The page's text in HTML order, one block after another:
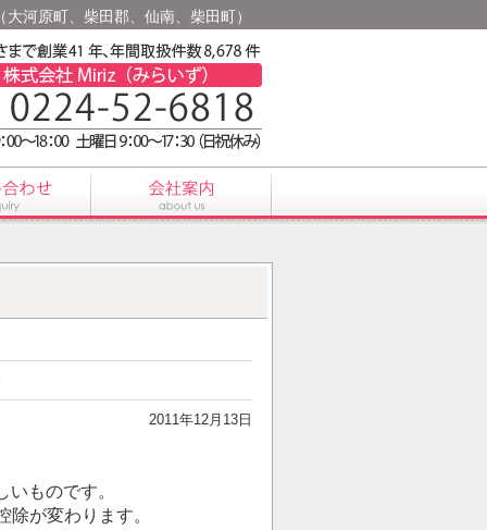
河原町、柴田郡、仙南、柴田町）
2011年12月13日
ものです。
が変わります。